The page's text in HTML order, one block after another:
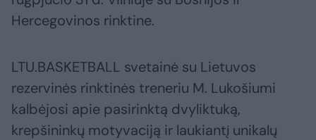
Hercegovinos rinktine.
LTU.BASKETBALL svetainė su Lietuvos
rezervinės rinktinės treneriu M. Lukošiumi
kalbėjosi apie pasirinktą dvyliktuką,
krepšininkų motyvaciją ir laukiantį unikalų